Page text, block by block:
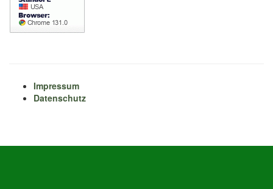
Impressum
Datenschutz